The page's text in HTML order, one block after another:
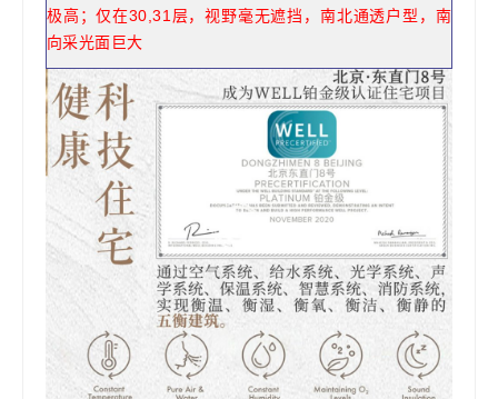
极高；仅在30,31层，视野毫无遮挡，南北通透户型，南
向采光面巨大